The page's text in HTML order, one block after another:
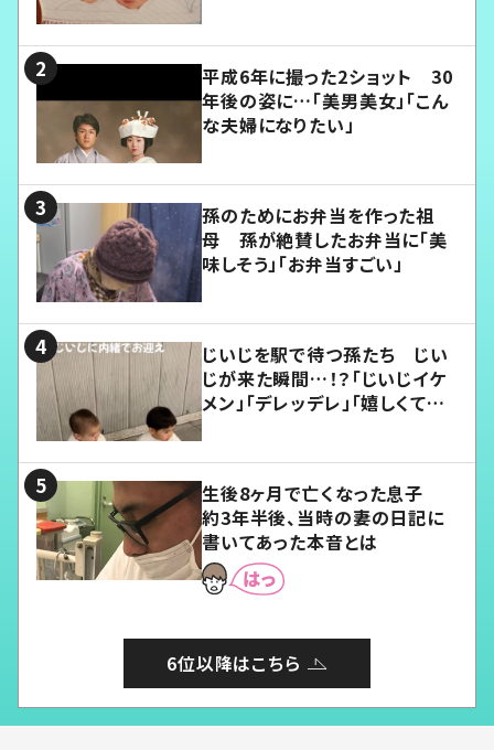
平成6年に撮った2ショット 30
年後の姿に…「美男美女」「こん
な夫婦になりたい」
孫のためにお弁当を作った祖
母 孫が絶賛したお弁当に「美
味しそう」「お弁当すごい」
じいじを駅で待つ孫たち じい
じが来た瞬間…！？「じいじイケ
メン」「デレッデレ」「嬉しくて可
生後8ヶ月で亡くなった息子
約3年半後、当時の妻の日記に
書いてあった本音とは
6位以降はこちら